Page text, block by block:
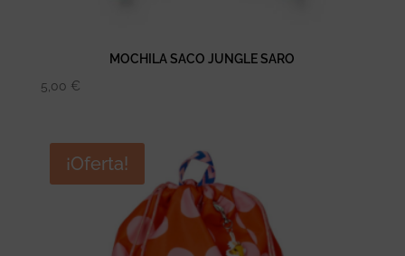
MOCHILA SACO JUNGLE SARO
5,00 €
¡Oferta!